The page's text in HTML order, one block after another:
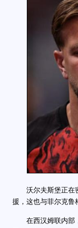
沃尔夫斯堡正在密
援，这也与菲尔克鲁
在西汉姆联内部，